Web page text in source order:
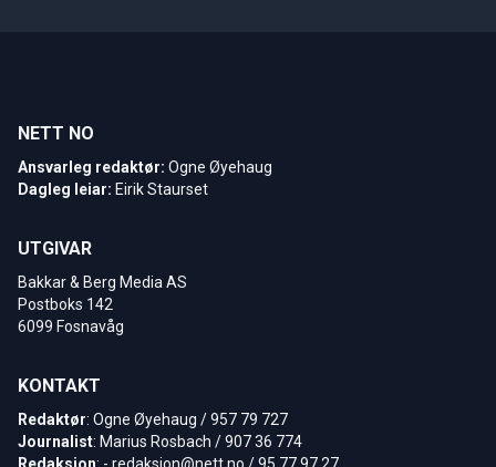
NETT NO
Ansvarleg redaktør: Ogne Øyehaug
Dagleg leiar: Eirik Staurset
UTGIVAR
Bakkar & Berg Media AS
Postboks 142
6099 Fosnavåg
KONTAKT
Redaktør: Ogne Øyehaug / 957 79 727
Journalist: Marius Rosbach / 907 36 774
Redaksjon: - redaksjon@nett.no / 95 77 97 27